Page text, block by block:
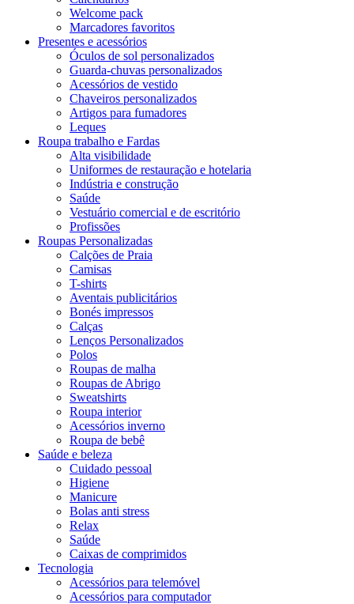
Welcome pack
Marcadores favoritos
Presentes e acessórios
Óculos de sol personalizados
Guarda-chuvas personalizados
Acessórios de vestido
Chaveiros personalizados
Artigos para fumadores
Leques
Roupa trabalho e Fardas
Alta visibilidade
Uniformes de restauração e hotelaria
Indústria e construção
Saúde
Vestuário comercial e de escritório
Profissões
Roupas Personalizadas
Calções de Praia
Camisas
T-shirts
Aventais publicitários
Bonés impressos
Calças
Lenços Personalizados
Polos
Roupas de malha
Roupas de Abrigo
Sweatshirts
Roupa interior
Acessórios inverno
Roupa de bebê
Saúde e beleza
Cuidado pessoal
Higiene
Manicure
Bolas anti stress
Relax
Saúde
Caixas de comprimidos
Tecnologia
Acessórios para telemóvel
Acessórios para computador